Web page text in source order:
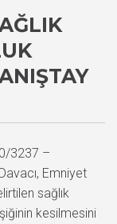
3237 –
Emniyet
sağlık
kesilmesini